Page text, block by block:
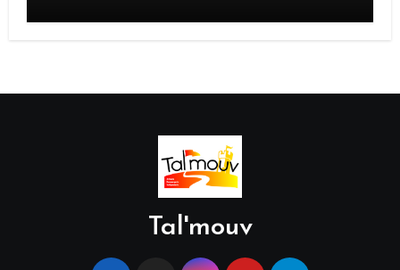
Tal'mouv